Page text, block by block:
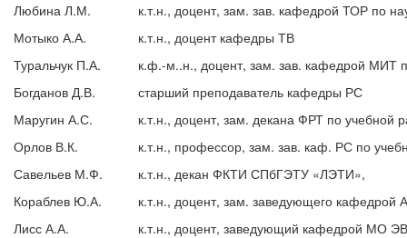
Любина Л.М.
к.т.н., доцент, зам. зав. кафедрой ТОР по
Мотыко А.А.
к.т.н., доцент кафедры ТВ
Туральчук П.А.
к.ф.-м..н., доцент, зам. зав. кафедрой МИТ
Богданов Д.В.
старший преподаватель кафедры РС
Маругин А.С.
к.т.н., доцент, зам. декана ФРТ по учебной
Орлов В.К.
к.т.н., профессор, зам. зав. каф. РС по
Савельев М.Ф.
к.т.н., декан ФКТИ СПбГЭТУ «ЛЭТИ»,
Кораблев Ю.А.
к.т.н., доцент, зам. заведующего кафедрой
Лисс А.А.
к.т.н., доцент, заведующий кафедрой МО